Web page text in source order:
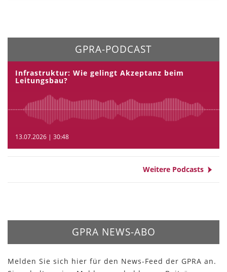
GPRA-PODCAST
Infrastruktur: Wie gelingt Akzeptanz beim
Leitungsbau?
13.07.2026 | 30:48
Weitere Podcasts
GPRA NEWS-ABO
Melden Sie sich hier für den News-Feed der GPRA an.